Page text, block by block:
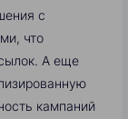
с
что
А еще
кампаний